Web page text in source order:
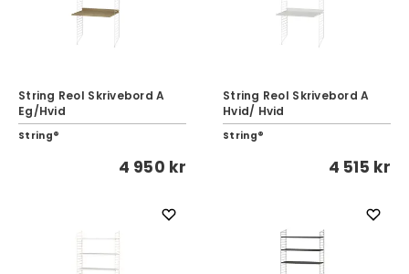
String Reol Skrivebord A
Eg/Hvid
String®
4 950 kr
String Reol Skrivebord A
Hvid/ Hvid
String®
4 515 kr